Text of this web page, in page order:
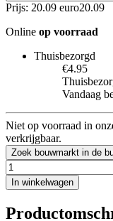
Prijs: 20.09 euro20.09
Online op voorraad
Thuisbezorgd
€4.95
Vandaag
Niet op voorraad in
verkrijgbaar.
Zoek bouwmarkt in de
In winkelwagen